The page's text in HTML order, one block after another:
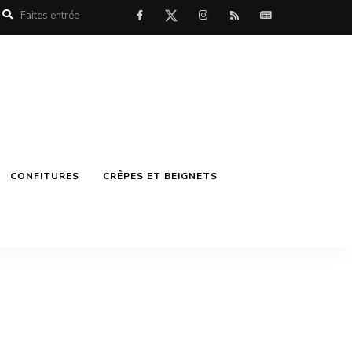
CONFITURES CRÊPES ET BEIGNETS